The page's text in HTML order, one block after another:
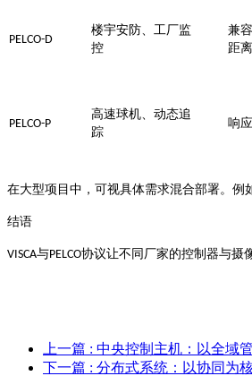
PELCO-D
楼宇安防、工厂监
控
兼
距
PELCO-P
高速球机、动态追
踪
响
在大型项目中，可视具体需求混合部署。例
结语
VISCA与PELCO协议让不同厂家的控制器与摄
上一篇 : 中央控制主机：以全域
下一篇 : 分布式系统：以协同为